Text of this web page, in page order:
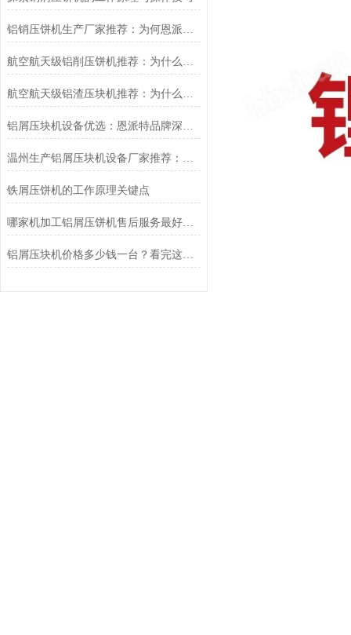
铝销压饼机生产厂家推荐：为何恩派特是您的优选合作伙伴？
航空航天级铝削压饼机推荐：为什么恩派特是您的理想选择
航空航天级铝渣压块机推荐：为什么恩派特成为行业信赖之选？
铝屑压块机设备优选：恩派特品牌深度解析
温州生产铝屑压块机设备厂家推荐：为什么恩派特更值得选择？
铁屑压饼机的工作原理关键点
哪家机加工铝屑压饼机售后服务最好？恩派特用实力诠释“服务至上”
铝屑压块机价格多少钱一台？看完这篇，你就知道怎么选了